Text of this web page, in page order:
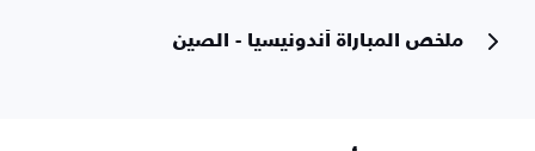
ملخص المباراة أندونيسيا - الصين